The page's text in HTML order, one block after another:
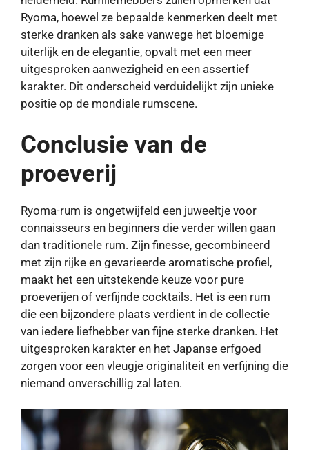
Ryoma, hoewel ze bepaalde kenmerken deelt met
sterke dranken als sake vanwege het bloemige
uiterlijk en de elegantie, opvalt met een meer
uitgesproken aanwezigheid en een assertief
karakter. Dit onderscheid verduidelijkt zijn unieke
positie op de mondiale rumscene.
Conclusie van de
proeverij
Ryoma-rum is ongetwijfeld een juweeltje voor
connaisseurs en beginners die verder willen gaan
dan traditionele rum. Zijn finesse, gecombineerd
met zijn rijke en gevarieerde aromatische profiel,
maakt het een uitstekende keuze voor pure
proeverijen of verfijnde cocktails. Het is een rum
die een bijzondere plaats verdient in de collectie
van iedere liefhebber van fijne sterke dranken. Het
uitgesproken karakter en het Japanse erfgoed
zorgen voor een vleugje originaliteit en verfijning die
niemand onverschillig zal laten.